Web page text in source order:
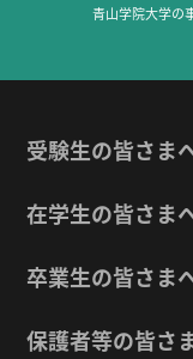
青山学院大学の
受験生の皆さま
在学生の皆さま
卒業生の皆さま
保護者等の皆さ